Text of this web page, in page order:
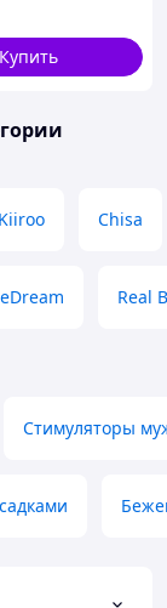
Купить
Kiiroo Chisa
Real
Стимуляторы